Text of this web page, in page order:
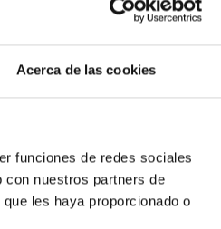
Acerca de las cookies
funciones de redes sociales
con nuestros partners de
les haya proporcionado o